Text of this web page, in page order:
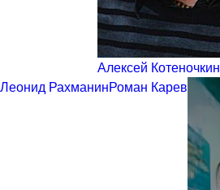
Алексей Котеночкин
Леонид РахманинРоман Карев